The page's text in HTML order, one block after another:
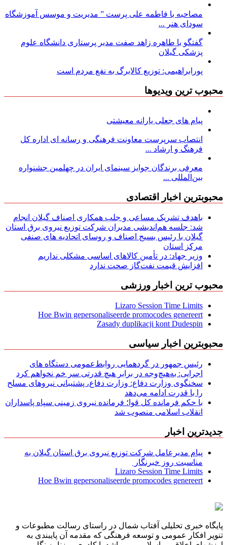
مصاحبه با فاطمه علی پرست ” مدیریت و موسس آموزشگاه
سودای هنر ...
گفتگو با طاهره زاهد صفت مدیر پرستاری دانشگاه علوم
پزشکی گیلان
پورابراهیمی: توزیع کالابرگ به نفع مردم است
محبوب ترین ویدیوها
پیام های جعلی یارانه معیشتی
انتصاب سرپرست معاونت فرهنگی و رسانه ای اداره کل
فرهنگ و ارشاد ...
معرفی برندگان جوایز سینمای ایران در چهلمین جشنواره
بین‌المللی ...
محبوبترین اخبار اقتصادی
باهدف تشریک مساعی و جلب همکاری اصناف گیلان انجام
شد: جلسه هم‌اندیشی مدیران شركت توزیع نیروی برق استان
گیلان با رئیس بسیج اصناف و روسای اتحادیه های صنفی
مركز استان
وزیر جهاد: در تأمین کالاهای اساسی مشکلی نداریم
افزایش قیمت نفت‌گاز صحت ندارد
محبوب ترین اخبار ورزشی
Lizaro Session Time Limits
Hoe Bwin gepersonaliseerde promocodes genereert
Zasady duplikacji kont Dudespin
محبوبترین اخبار سیاسی
رئیس جمهور در گردهمایی روابط‌عمومی دستگاه های
اجرایی: به‌هیچ‌وجه در برابر هیچ قدرتی سر خم نخواهم کرد
سخنگوی وزارت دفاع: وزارت دفاع، پشتیبانی نیرو‌های مسلح
را با قدرت ادامه می‌دهد
با حکم فرمانده کل قوا؛ فرمانده نیروی زمینی سپاه پاسداران
انقلاب اسلامی منصوب شد
جدیدترین اخبار
پیام مدیرعامل شركت توزیع نیروی برق استان گیلان به
مناسبت روز خبرنگار ‌
Lizaro Session Time Limits
Hoe Bwin gepersonaliseerde promocodes genereert
پایگاه خبری تحلیلی آفتاب شمال در راستای رسالت مطبوعات و
تنویر افکار عمومی و توسعه فرهنگی که مقدمه آن پایبندی به